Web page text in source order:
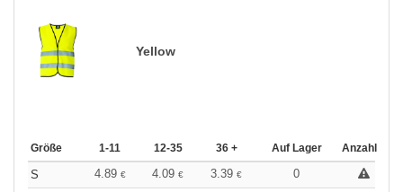
Yellow
Größe 1-11 12-35 36 + Auf Lager Anzahl
S 4.89 € 4.09 € 3.39 €
0